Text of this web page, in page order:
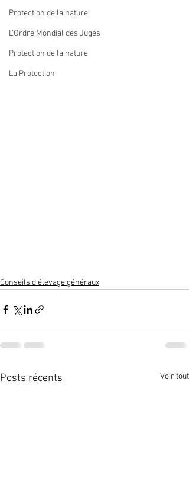
Protection de la nature
L'Ordre Mondial des Juges
Protection de la nature
La Protection
Conseils d'élevage généraux
Posts récents Voir tout